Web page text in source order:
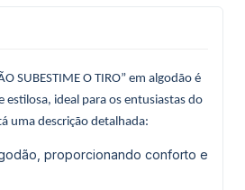
SUBESTIME O TIRO” em algodão é
estilosa, ideal para os entusiastas do
uma descrição detalhada:
proporcionando conforto e